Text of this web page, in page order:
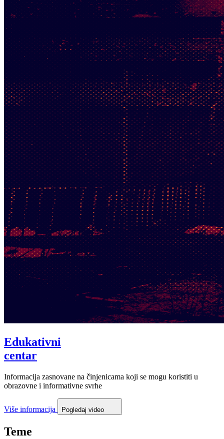
Edukativni
centar
Informacija zasnovane na činjenicama koji se mogu koristiti u
obrazovne i informativne svrhe
Više informacija Pogledaj video
Teme